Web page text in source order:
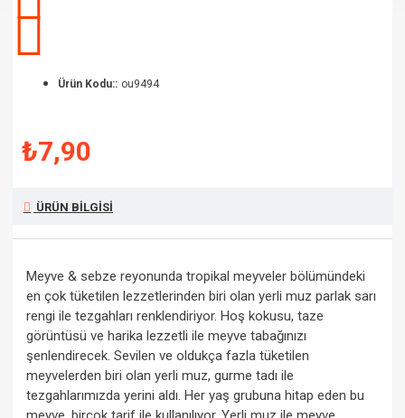
Ürün Kodu:: ou9494
₺7,90
ÜRÜN BILGISI
Meyve & sebze reyonunda tropikal meyveler bölümündeki
en çok tüketilen lezzetlerinden biri olan yerli muz parlak sarı
rengi ile tezgahları renklendiriyor. Hoş kokusu, taze
görüntüsü ve harika lezzetli ile meyve tabağınızı
şenlendirecek. Sevilen ve oldukça fazla tüketilen
meyvelerden biri olan yerli muz, gurme tadı ile
tezgahlarımızda yerini aldı. Her yaş grubuna hitap eden bu